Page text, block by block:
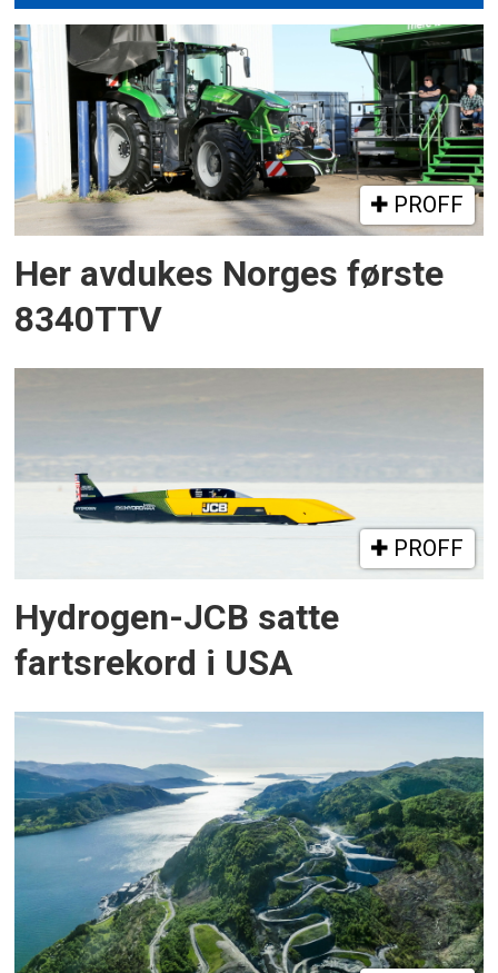
PROFF
Her avdukes Norges første
8340TTV
PROFF
Hydrogen-JCB satte
fartsrekord i USA